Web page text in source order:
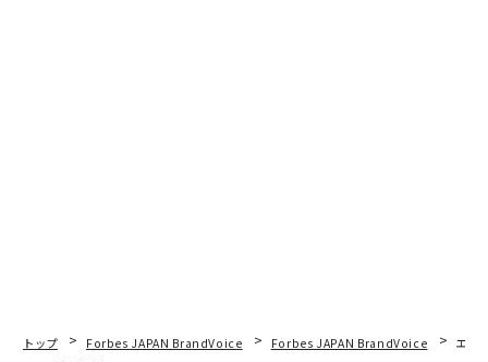
トップ Forbes JAPAN BrandVoice Forbes JAPAN BrandVoice エレ